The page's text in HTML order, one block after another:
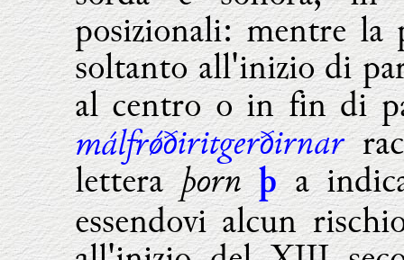
posizionali: mentre la
soltanto all'inizio di
al centro o in fin di
málfrǿðiritgerðirnar
letteraþorn þa
essendovi alcun